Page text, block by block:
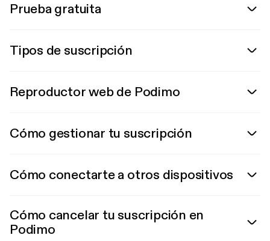
Prueba gratuita
Tipos de suscripción
Reproductor web de Podimo
Cómo gestionar tu suscripción
Cómo conectarte a otros dispositivos
Cómo cancelar tu suscripción en
Podimo